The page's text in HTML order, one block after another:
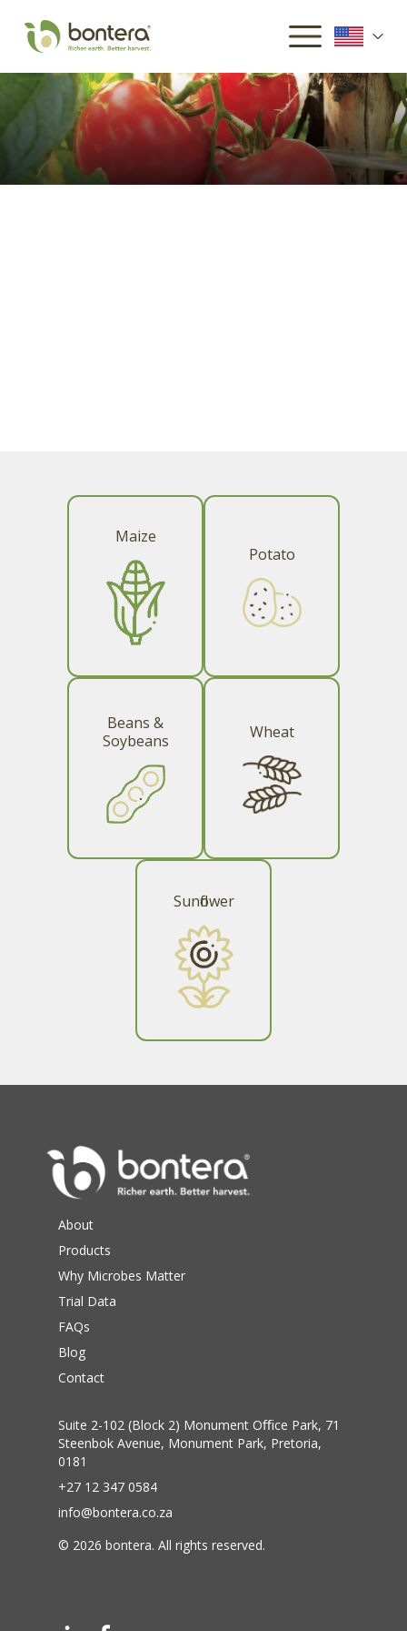
Maize​​​​‌ ‍ ​‍​‍‌‍ ‌ ​‍‌‍‍‌‌‍‌ ‌‍‍‌‌‍ ‍​‍​‍​ ‍‍​‍​‍‌ ​ ‌‍​‌‌‍ ‍‌‍‍‌‌ ‌​‌ ‍‌​‍ ‍‌‍‍‌‌‍ ​‍​‍​‍ ​​‍​‍‌‍‍​‌ ​‍‌‍‌‌‌‍‌‍​‍​‍​ ‍‍​‍​‍​‍ ‌ ​ ‌ ‌​‌ ‌‌‌‍‌​‌‍‍‌‌‍ ​‍ ‌‍‍‌‌‍ ‍‌ ‌​‌‍‌‌‌‍ ‍‌ ‌​​‍ ‌‍‌‌‌‍‌​‌‍‍‌‌ ‌​​‍ ‌‍ ‌‌‍ ‌‍‌​‌‍‌‌​ ‌‌ ​​‌ ​‍‌‍‌‌‌ ​ ‌‍‌‌‌‍ ‍‌ ‌​‌‍​‌‌ ‌​‌‍‍‌‌‍ ‌‍ ‍​ ‍ ‌‍‍‌‌‍‌​​ ‌‌ ‌​‌ ​‍‌‍‍‌‌‍​‌‌‍ ​​‍ ‍‌ ​ ‌‍​‌​‍ ‍‌‍ ‌‌‍​‌‌‍‍‌‌ ‍‍‌‍‌‌​ ‍ ‌ ‌​‌ ‍‌‌ ​​‌‍‌‌​ ‌‌ ‌​‌ ​‍‌‍‍‌‌‍​‌‌‍ ​​ ‍ ‌ ​​‌‍​‌‌ ‌​‌‍‍​​ ‌‌ ‌​‌‍‍‌‌ ‌​‌‍ ​‌‍‌‌​ ‌‍​‍‌‍​‌‌ ​ ‌‍‌‌‌‌‌‌‌ ​‍‌‍ ​​ ‌​‍‌‌​ ​‍‌​‌‍‌ ​ ‌ ‌​‌ ‌‌‌‍‌​‌‍‍‌‌‍ ​‍‌‍‌‍‍‌‌‍‌​​ ‌‌ ‌​‌ ​‍‌‍‍‌‌‍​‌‌‍ ​​‍ ‍‌ ​ ‌‍​‌​‍ ‍‌‍ ‌‌‍​‌‌‍‍‌‌ ‍‍‌‍‌‌​‍‌‍‌ ‌​‌ ‍‌‌ ​​‌‍‌‌​ ‌‌ ‌​‌ ​‍‌‍‍‌‌‍​‌‌‍ ​​‍‌‍‌ ​​‌‍​‌‌ ‌​‌‍‍​​ ‌‌ ‌​‌‍‍‌‌ ‌​‌‍ ​‌‍‌‌​‍‌‍‌ ​​‌‍‌‌‌ ​‍‌ ​ ‌ ​​‌‍‌‌‌‍​ ‌ ‌​‌‍‍‌‌ ‌‍‌‍‌‌​ ‌‌ ​​‌ ‌‌‌‍​‍‌‍ ​‌‍‍‌‌ ​ ‌‍‍​‌‍‌‌‌‍‌​​‍​‍‌ ‌
Potato​​​​‌ ‍ ​‍​‍‌‍ ‌ ​‍‌‍‍‌‌‍‌ ‌‍‍‌‌‍ ‍​‍​‍​ ‍‍​‍​‍‌ ​ ‌‍​‌‌‍ ‍‌‍‍‌‌ ‌​‌ ‍‌​‍ ‍‌‍‍‌‌‍ ​‍​‍​‍ ​​‍​‍‌‍‍​‌ ​‍‌‍‌‌‌‍‌‍​‍​‍​ ‍‍​‍​‍​‍ ‌ ​ ‌ ‌​‌ ‌‌‌‍‌​‌‍‍‌‌‍ ​‍ ‌‍‍‌‌‍ ‍‌ ‌​‌‍‌‌‌‍ ‍‌ ‌​​‍ ‌‍‌‌‌‍‌​‌‍‍‌‌ ‌​​‍ ‌‍ ‌‌‍ ‌‍‌​‌‍‌‌​ ‌‌ ​​‌ ​‍‌‍‌‌‌ ​ ‌‍‌‌‌‍ ‍‌ ‌​‌‍​‌‌ ‌​‌‍‍‌‌‍ ‌‍ ‍​ ‍ ‌‍‍‌‌‍‌​​ ‌‌ ‌​‌ ​‍‌‍‍‌‌‍​‌‌‍ ​​‍ ‍‌ ​ ‌‍​‌​‍ ‍‌ ​​‌‍ ‌ ‌​‌‍​‌‌ ‌​‌‍ ​ ‍ ‌ ‌​‌ ‍‌‌ ​​‌‍‌‌​ ‌‌ ‌​‌ ​‍‌‍‍‌‌‍​‌‌‍ ​​ ‍ ‌ ​​‌‍​‌‌ ‌​‌‍‍​​ ‌‌ ‌​‌‍‍‌‌ ‌​‌‍ ​‌‍‌‌​ ‌‍​‍‌‍​‌‌ ​ ‌‍‌‌‌‌‌‌‌ ​‍‌‍ ​​ ‌​‍‌‌​ ​‍‌​‌‍‌ ​ ‌ ‌​‌ ‌‌‌‍‌​‌‍‍‌‌‍ ​‍‌‍‌‍‍‌‌‍‌​​ ‌‌ ‌​‌ ​‍‌‍‍‌‌‍​‌‌‍ ​​‍ ‍‌ ​ ‌‍​‌​‍ ‍‌ ​​‌‍ ‌ ‌​‌‍​‌‌ ‌​‌‍ ​‍‌‍‌ ‌​‌ ‍‌‌ ​​‌‍‌‌​ ‌‌ ‌​‌ ​‍‌‍‍‌‌‍​‌‌‍ ​​‍‌‍‌ ​​‌‍​‌‌ ‌​‌‍‍​​ ‌‌ ‌​‌‍‍‌‌ ‌​‌‍ ​‌‍‌‌​‍‌‍‌ ​​‌‍‌‌‌ ​‍‌ ​ ‌ ​​‌‍‌‌‌‍​ ‌ ‌​‌‍‍‌‌ ‌‍‌‍‌‌​ ‌‌ ​​‌ ‌‌‌‍​‍‌‍ ​‌‍‍‌‌ ​ ‌‍‍​‌‍‌‌‌‍‌​​‍​‍‌ ‌
Beans &
Soybeans​​​​‌ ‍ ​‍​‍‌‍ ‌ ​‍‌‍‍‌‌‍‌ ‌‍‍‌‌‍ ‍​‍​‍​ ‍‍​‍​‍‌ ​ ‌‍​‌‌‍ ‍‌‍‍‌‌ ‌​‌ ‍‌​‍ ‍‌‍‍‌‌‍ ​‍​‍​‍ ​​‍​‍‌‍‍​‌ ​‍‌‍‌‌‌‍‌‍​‍​‍​ ‍‍​‍​‍​‍ ‌ ​ ‌ ‌​‌ ‌‌‌‍‌​‌‍‍‌‌‍ ​‍ ‌‍‍‌‌‍ ‍‌ ‌​‌‍‌‌‌‍ ‍‌ ‌​​‍ ‌‍‌‌‌‍‌​‌‍‍‌‌ ‌​​‍ ‌‍ ‌‌‍ ‌‍‌​‌‍‌‌​ ‌‌ ​​‌ ​‍‌‍‌‌‌ ​ ‌‍‌‌‌‍ ‍‌ ‌​‌‍​‌‌ ‌​‌‍‍‌‌‍ ‌‍ ‍​ ‍ ‌‍‍‌‌‍‌​​ ‌‌ ‌​‌ ​‍‌‍‍‌‌‍​‌‌‍ ​​‍ ‍‌ ​ ‌‍​‌​‍ ‍‌‍​‍‌‍‌‌‌‍​‌‌‍ ‍‌ ​ ​‍ ‌‌ ​ ‌‍ ‌ ‍‌‌‍​‍‌‍‌‌‌‍​‌‌‍ ‍‌ ​ ​ ‍ ‌ ‌​‌ ‍‌‌ ​​‌‍‌‌​ ‌‌ ‌​‌ ​‍‌‍‍‌‌‍​‌‌‍ ​​ ‍ ‌ ​​‌‍​‌‌ ‌​‌‍‍​​ ‌‌ ‌​‌‍‍‌‌ ‌​‌‍ ​‌‍‌‌​ ‌‍​‍‌‍​‌‌ ​ ‌‍‌‌‌‌‌‌‌ ​‍‌‍ ​​ ‌​‍‌‌​ ​‍‌​‌‍‌ ​ ‌ ‌​‌ ‌‌‌‍‌​‌‍‍‌‌‍ ​‍‌‍‌‍‍‌‌‍‌​​ ‌‌ ‌​‌ ​‍‌‍‍‌‌‍​‌‌‍ ​​‍ ‍‌ ​ ‌‍​‌​‍ ‍‌‍​‍‌‍‌‌‌‍​‌‌‍ ‍‌ ​ ​‍ ‌‌ ​ ‌‍ ‌ ‍‌‌‍​‍‌‍‌‌‌‍​‌‌‍ ‍‌ ​ ​‍‌‍‌ ‌​‌ ‍‌‌ ​​‌‍‌‌​ ‌‌ ‌​‌ ​‍‌‍‍‌‌‍​‌‌‍ ​​‍‌‍‌ ​​‌‍​‌‌ ‌​‌‍‍​​ ‌‌ ‌​‌‍‍‌‌ ‌​‌‍ ​‌‍‌‌​‍‌‍‌ ​​‌‍‌‌‌ ​‍‌ ​ ‌ ​​‌‍‌‌‌‍​ ‌ ‌​‌‍‍‌‌ ‌‍‌‍‌‌​ ‌‌ ​​‌ ‌‌‌‍​‍‌‍ ​‌‍‍‌‌ ​ ‌‍‍​‌‍‌‌‌‍‌​​‍​‍‌ ‌
Wheat​​​​‌ ‍ ​‍​‍‌‍ ‌ ​‍‌‍‍‌‌‍‌ ‌‍‍‌‌‍ ‍​‍​‍​ ‍‍​‍​‍‌ ​ ‌‍​‌‌‍ ‍‌‍‍‌‌ ‌​‌ ‍‌​‍ ‍‌‍‍‌‌‍ ​‍​‍​‍ ​​‍​‍‌‍‍​‌ ​‍‌‍‌‌‌‍‌‍​‍​‍​ ‍‍​‍​‍​‍ ‌ ​ ‌ ‌​‌ ‌‌‌‍‌​‌‍‍‌‌‍ ​‍ ‌‍‍‌‌‍ ‍‌ ‌​‌‍‌‌‌‍ ‍‌ ‌​​‍ ‌‍‌‌‌‍‌​‌‍‍‌‌ ‌​​‍ ‌‍ ‌‌‍ ‌‍‌​‌‍‌‌​ ‌‌ ​​‌ ​‍‌‍‌‌‌ ​ ‌‍‌‌‌‍ ‍‌ ‌​‌‍​‌‌ ‌​‌‍‍‌‌‍ ‌‍ ‍​ ‍ ‌‍‍‌‌‍‌​​ ‌‌ ‌​‌ ​‍‌‍‍‌‌‍​‌‌‍ ​​‍ ‍‌ ​ ‌‍​‌​‍ ‍‌ ‌ ‌‍‍​‌‍‌‌‌‍​‌‌ ‌​​ ‍ ‌ ‌​‌ ‍‌‌ ​​‌‍‌‌​ ‌‌ ‌​‌ ​‍‌‍‍‌‌‍​‌‌‍ ​​ ‍ ‌ ​​‌‍​‌‌ ‌​‌‍‍​​ ‌‌ ‌​‌‍‍‌‌ ‌​‌‍ ​‌‍‌‌​ ‌‍​‍‌‍​‌‌ ​ ‌‍‌‌‌‌‌‌‌ ​‍‌‍ ​​ ‌​‍‌‌​ ​‍‌​‌‍‌ ​ ‌ ‌​‌ ‌‌‌‍‌​‌‍‍‌‌‍ ​‍‌‍‌‍‍‌‌‍‌​​ ‌‌ ‌​‌ ​‍‌‍‍‌‌‍​‌‌‍ ​​‍ ‍‌ ​ ‌‍​‌​‍ ‍‌ ‌ ‌‍‍​‌‍‌‌‌‍​‌‌ ‌​​‍‌‍‌ ‌​‌ ‍‌‌ ​​‌‍‌‌​ ‌‌ ‌​‌ ​‍‌‍‍‌‌‍​‌‌‍ ​​‍‌‍‌ ​​‌‍​‌‌ ‌​‌‍‍​​ ‌‌ ‌​‌‍‍‌‌ ‌​‌‍ ​‌‍‌‌​‍‌‍‌ ​​‌‍‌‌‌ ​‍‌ ​ ‌ ​​‌‍‌‌‌‍​ ‌ ‌​‌‍‍‌‌ ‌‍‌‍‌‌​ ‌‌ ​​‌ ‌‌‌‍​‍‌‍ ​‌‍‍‌‌ ​ ‌‍‍​‌‍‌‌‌‍‌​​‍​‍‌ ‌
Sunflower​​​​‌ ‍ ​‍​‍‌‍ ‌ ​‍‌‍‍‌‌‍‌ ‌‍‍‌‌‍ ‍​‍​‍​ ‍‍​‍​‍‌ ​ ‌‍​‌‌‍ ‍‌‍‍‌‌ ‌​‌ ‍‌​‍ ‍‌‍‍‌‌‍ ​‍​‍​‍ ​​‍​‍‌‍‍​‌ ​‍‌‍‌‌‌‍‌‍​‍​‍​ ‍‍​‍​‍​‍ ‌ ​ ‌ ‌​‌ ‌‌‌‍‌​‌‍‍‌‌‍ ​‍ ‌‍‍‌‌‍ ‍‌ ‌​‌‍‌‌‌‍ ‍‌ ‌​​‍ ‌‍‌‌‌‍‌​‌‍‍‌‌ ‌​​‍ ‌‍ ‌‌‍ ‌‍‌​‌‍‌‌​ ‌‌ ​​‌ ​‍‌‍‌‌‌ ​ ‌‍‌‌‌‍ ‍‌ ‌​‌‍​‌‌ ‌​‌‍‍‌‌‍ ‌‍ ‍​ ‍ ‌‍‍‌‌‍‌​​ ‌‌ ‌​‌ ​‍‌‍‍‌‌‍​‌‌‍ ​​‍ ‍‌ ​ ‌‍​‌​‍ ‍‌ ​ ‌ ‌‌‌‍ ‍‌‍‌‍‌‍ ​‌‍ ‌ ‌ ‌‍‌‌‌ ​‍​ ‍ ‌ ‌​‌ ‍‌‌ ​​‌‍‌‌​ ‌‌ ‌​‌ ​‍‌‍‍‌‌‍​‌‌‍ ​​ ‍ ‌ ​​‌‍​‌‌ ‌​‌‍‍​​ ‌‌ ‌​‌‍‍‌‌ ‌​‌‍ ​‌‍‌‌​ ‌‍​‍‌‍​‌‌ ​ ‌‍‌‌‌‌‌‌‌ ​‍‌‍ ​​ ‌​‍‌‌​ ​‍‌​‌‍‌ ​ ‌ ‌​‌ ‌‌‌‍‌​‌‍‍‌‌‍ ​‍‌‍‌‍‍‌‌‍‌​​ ‌‌ ‌​‌ ​‍‌‍‍‌‌‍​‌‌‍ ​​‍ ‍‌ ​ ‌‍​‌​‍ ‍‌ ​ ‌ ‌‌‌‍ ‍‌‍‌‍‌‍ ​‌‍ ‌ ‌ ‌‍‌‌‌ ​‍​‍‌‍‌ ‌​‌ ‍‌‌ ​​‌‍‌‌​ ‌‌ ‌​‌ ​‍‌‍‍‌‌‍​‌‌‍ ​​‍‌‍‌ ​​‌‍​‌‌ ‌​‌‍‍​​ ‌‌ ‌​‌‍‍‌‌ ‌​‌‍ ​‌‍‌‌​‍‌‍‌ ​​‌‍‌‌‌ ​‍‌ ​ ‌ ​​‌‍‌‌‌‍​ ‌ ‌​‌‍‍‌‌ ‌‍‌‍‌‌​ ‌‌ ​​‌ ‌‌‌‍​‍‌‍ ​‌‍‍‌‌ ​ ‌‍‍​‌‍‌‌‌‍‌​​‍​‍‌ ‌
About
Products
Why Microbes Matter
Trial Data
FAQs
Blog
Contact
Suite 2-102 (Block 2) Monument Oﬃce Park, 71
Steenbok Avenue, Monument Park, Pretoria,
0181
+27 12 347 0584
info@bontera.co.za
© 2026 bontera. All rights reserved.